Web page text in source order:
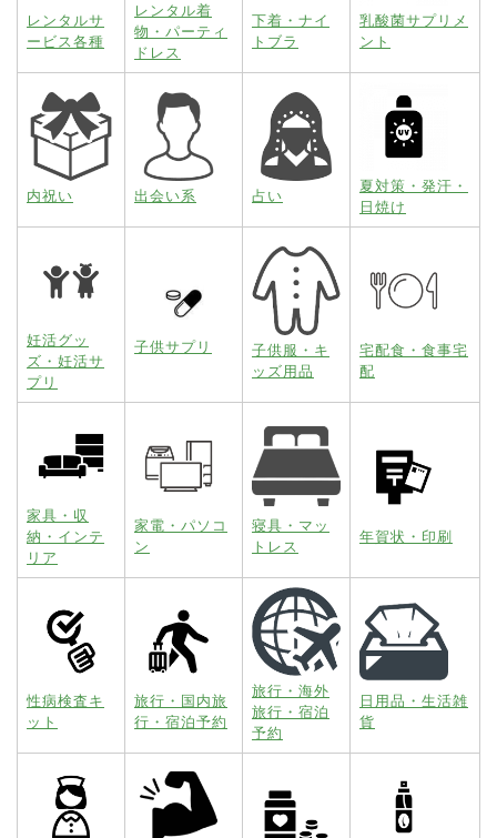
レンタルサ
ービス各種
レンタル着
物・パーティ
ドレス
下着・ナイ
トブラ
乳酸菌サプリメ
ント
内祝い 出会い系 占い
夏対策・発汗・
日焼け
妊活グッ
ズ・妊活サ
プリ
子供サプリ
子供服・キ
ッズ用品
宅配食・食事宅
配
家具・収
納・インテ
リア
家電・パソコ
ン
寝具・マッ
トレス
年賀状・印刷
性病検査キ
ット
旅行・国内旅
行・宿泊予約
旅行・海外
旅行・宿泊
予約
日用品・生活雑
貨